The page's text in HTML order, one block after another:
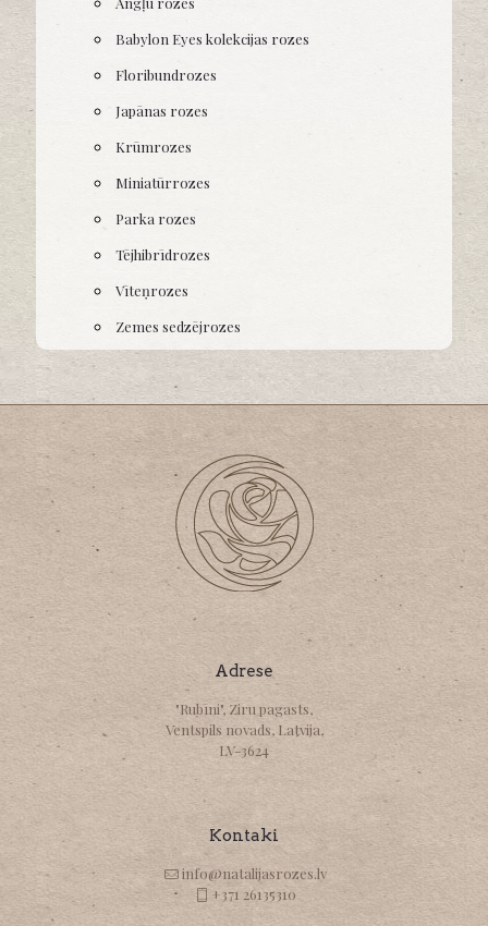
Babylon Eyes kolekcijas rozes
Floribundrozes
Japānas rozes
Krūmrozes
Miniatūrrozes
Parka rozes
Tējhibrīdrozes
Vīteņrozes
Zemes sedzējrozes
Adrese
"Rubīni", Ziru pagasts,
Ventspils novads, Latvija,
LV-3624
Kontaki
info@natalijasrozes.lv
+371 26135310